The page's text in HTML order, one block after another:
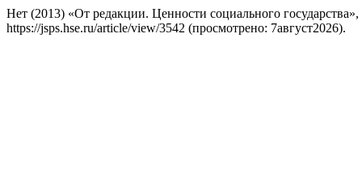
Нет (2013) «От редакции. Ценности социального государства»,
https://jsps.hse.ru/article/view/3542 (просмотрено: 7август2026).